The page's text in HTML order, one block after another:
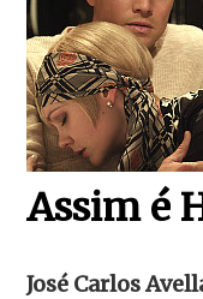
Assim é
José Carlos